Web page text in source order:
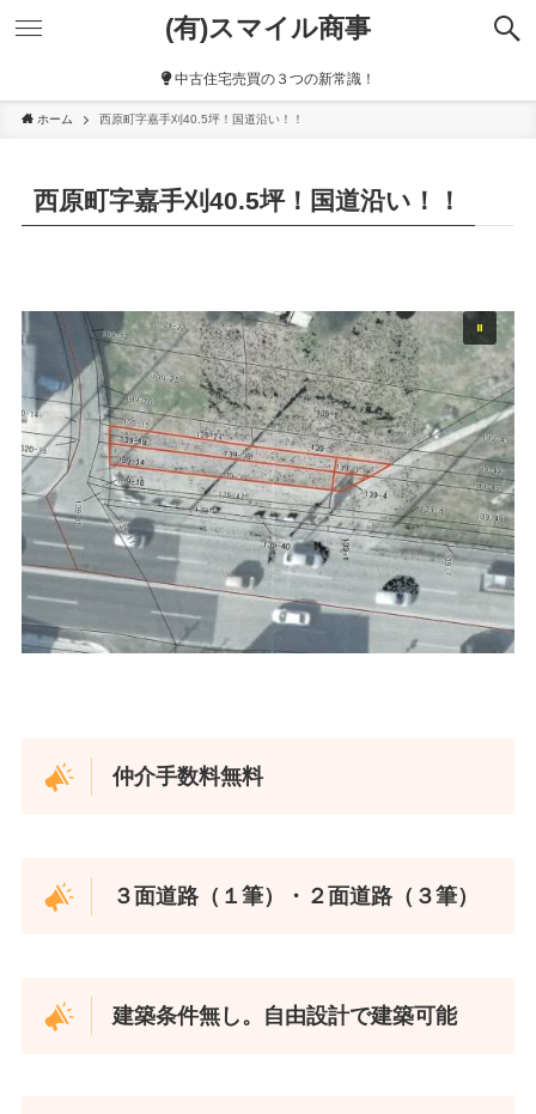
(有)スマイル商事
中古住宅売買の３つの新常識！
ホーム 西原町字嘉手刈40.5坪！国道沿い！！
西原町字嘉手刈40.5坪！国道沿い！！
仲介手数料無料
３面道路（１筆）・２面道路（３筆）
建築条件無し。自由設計で建築可能